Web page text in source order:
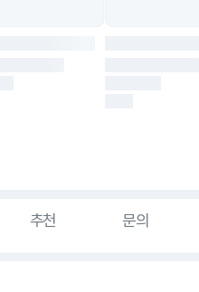
추천 문의